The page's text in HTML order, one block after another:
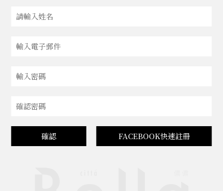
確認 FACEBOOK快速註冊